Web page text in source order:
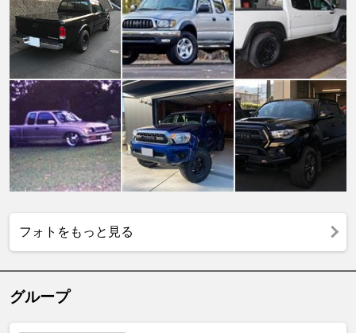
フォトをもっと見る
グループ